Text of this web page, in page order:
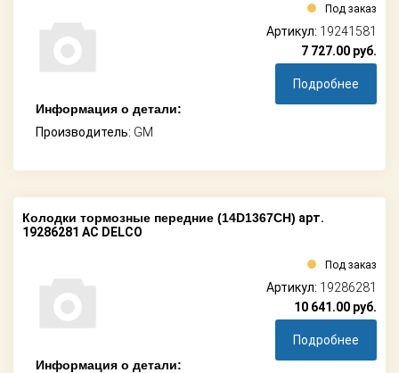
Информация о детали:
Производитель: GM
Под заказ
Артикул: 19241581
7 727.00 руб.
Подробнее
Колодки тормозные передние (14D1367CH) арт.
19286281 AC DELCO
Информация о детали:
Под заказ
Артикул: 19286281
10 641.00 руб.
Подробнее